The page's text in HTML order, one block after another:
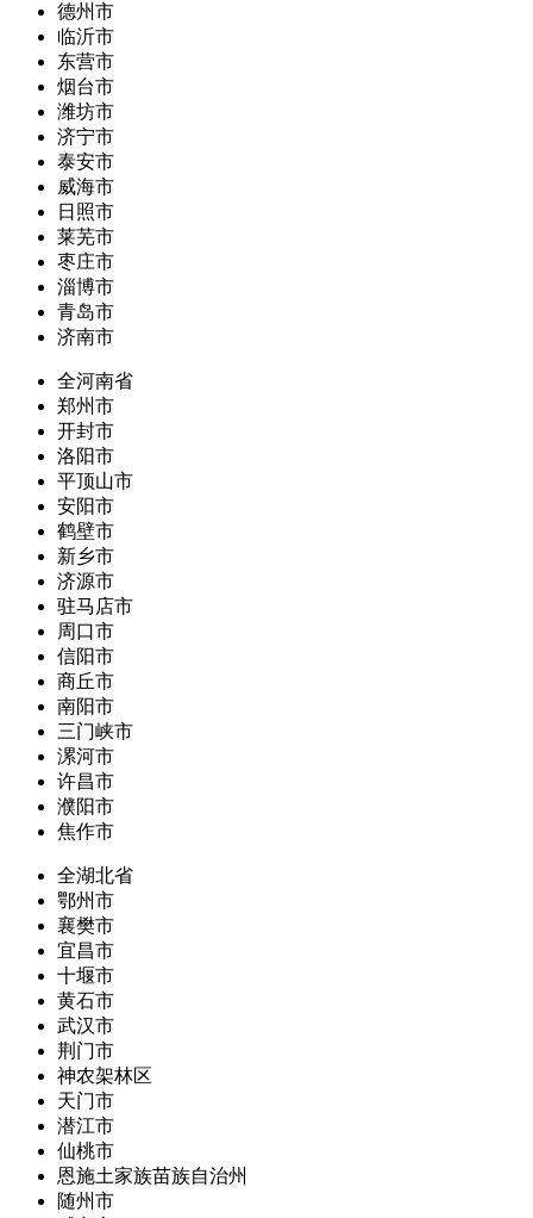
德州市
临沂市
东营市
烟台市
潍坊市
济宁市
泰安市
威海市
日照市
莱芜市
枣庄市
淄博市
青岛市
济南市
全河南省
郑州市
开封市
洛阳市
平顶山市
安阳市
鹤壁市
新乡市
济源市
驻马店市
周口市
信阳市
商丘市
南阳市
三门峡市
漯河市
许昌市
濮阳市
焦作市
全湖北省
鄂州市
襄樊市
宜昌市
十堰市
黄石市
武汉市
荆门市
神农架林区
天门市
潜江市
仙桃市
恩施土家族苗族自治州
随州市